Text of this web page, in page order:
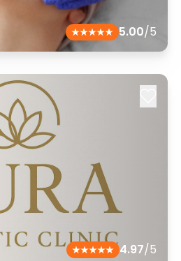
5.00/5
4.97/5